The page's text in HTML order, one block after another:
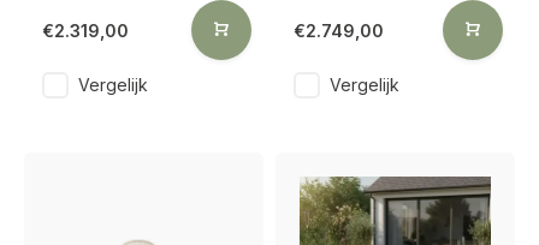
€2.319,00
Vergelijk
€2.749,00
Vergelijk